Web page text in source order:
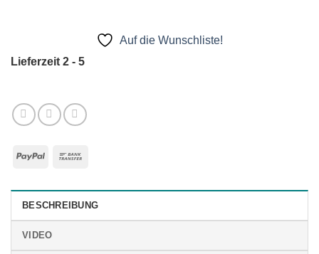
Auf die Wunschliste!
Lieferzeit 2 - 5
PayPal
BESCHREIBUNG
VIDEO